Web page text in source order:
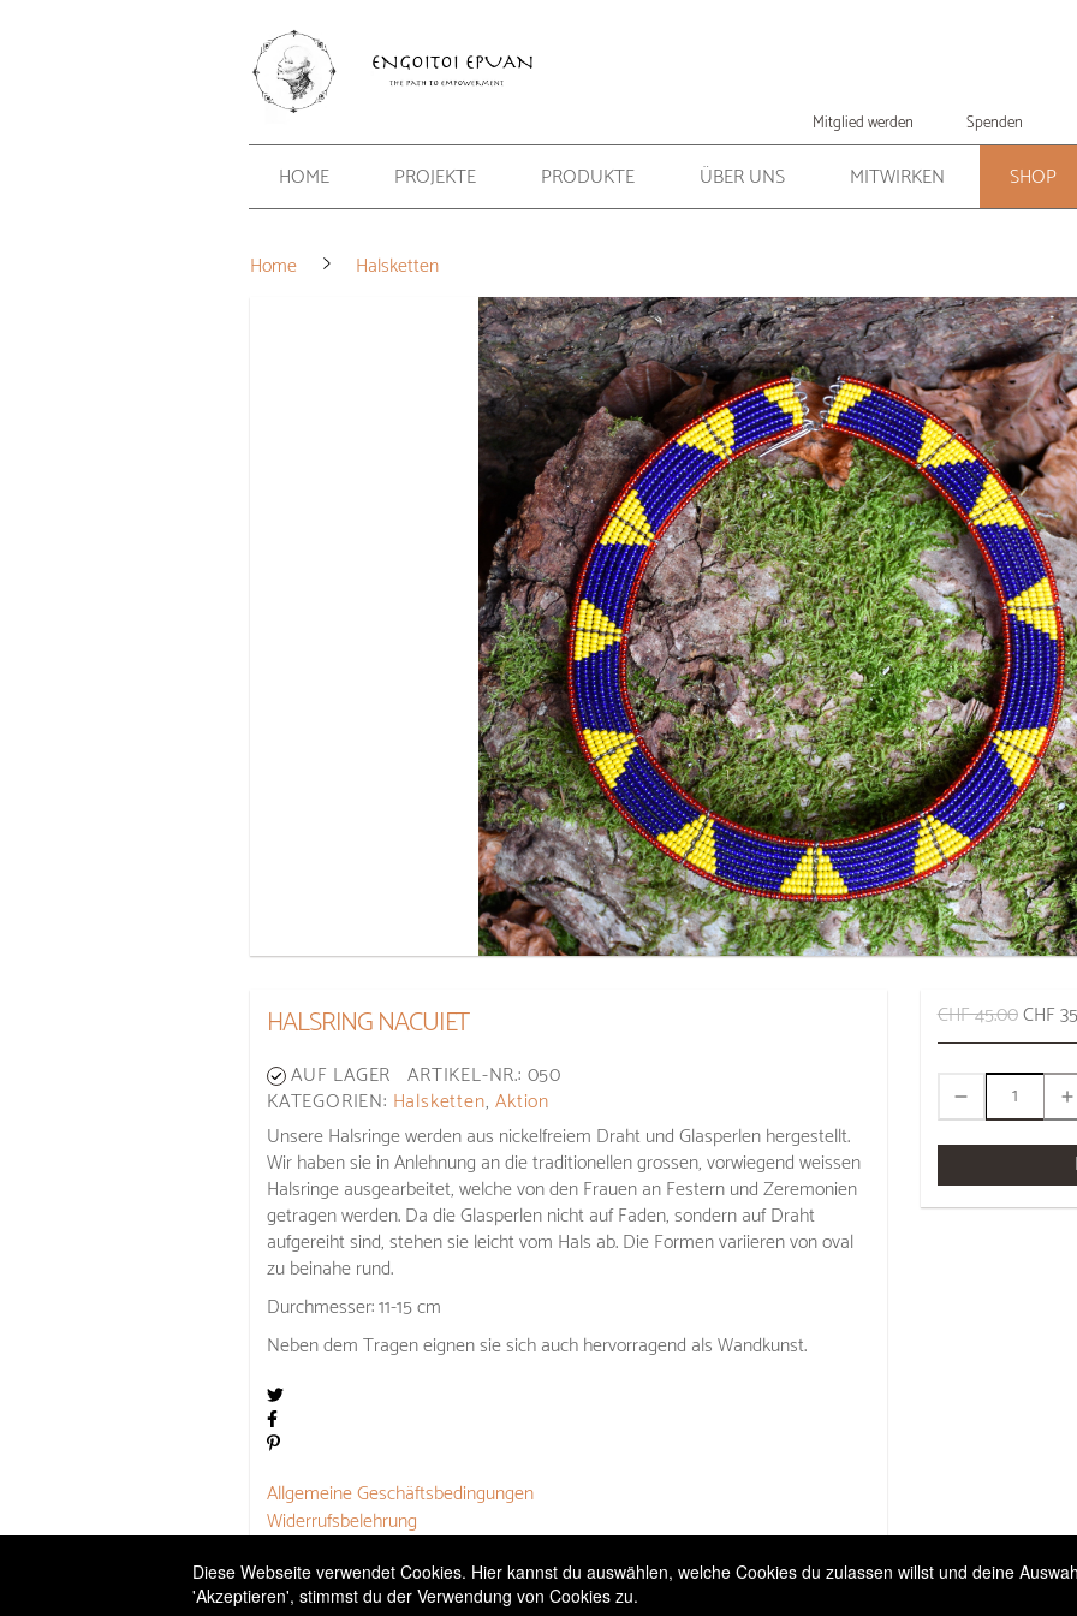
Mitglied werden Spenden
HOME PROJEKTE PRODUKTE ÜBER UNS MITWIRKEN SHOP
Home Halsketten
HALSRING NACUIET
AUF LAGER ARTIKEL-NR.: 050
KATEGORIEN: Halsketten,Aktion
Unsere Halsringe werden aus nickelfreiem Draht und Glasperlen hergestellt.
Wir haben sie in Anlehnung an die traditionellen grossen, vorwiegend weissen
Halsringe ausgearbeitet, welche von den Frauen an Festern und Zeremonien
getragen werden. Da die Glasperlen nicht auf Faden, sondern auf Draht
aufgereiht sind, stehen sie leicht vom Hals ab. Die Formen variieren von oval
zu beinahe rund.
Durchmesser: 11-15 cm
Neben dem Tragen eignen sie sich auch hervorragend als Wandkunst.
Allgemeine Geschäftsbedingungen
Widerrufsbelehrung
CHF 45.00CHF
Diese Webseite verwendet Cookies. Hier kannst du auswählen, welche Cookies du zulassen willst und deine
'Akzeptieren', stimmst du der Verwendung von Cookies zu.